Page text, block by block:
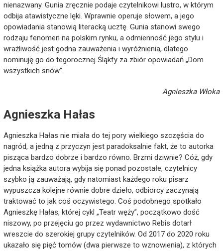
nienazwany. Gunia zręcznie podaje czytelnikowi lustro, w którym
odbija atawistyczne lęki. Wprawnie operuje słowem, a jego
opowiadania stanowią literacką ucztę. Gunia stanowi swego
rodzaju fenomen na polskim rynku, a odmienność jego stylu i
wrażliwość jest godna zauważenia i wyróżnienia, dlatego
nominuję go do tegorocznej Śląkfy za zbiór opowiadań „Dom
wszystkich snów”.
Agnieszka Włoka
Agnieszka Hałas
Agnieszka Hałas nie miała do tej pory wielkiego szczęścia do
nagród, a jedną z przyczyn jest paradoksalnie fakt, że to autorka
pisząca bardzo dobrze i bardzo równo. Brzmi dziwnie? Cóż, gdy
jedna książka autora wybija się ponad pozostałe, czytelnicy
szybko ją zauważają, gdy natomiast każdego roku pisarz
wypuszcza kolejne równie dobre dzieło, odbiorcy zaczynają
traktować to jak coś oczywistego. Coś podobnego spotkało
Agnieszkę Hałas, której cykl „Teatr węży”, początkowo dość
niszowy, po przejęciu go przez wydawnictwo Rebis dotarł
wreszcie do szerokiej grupy czytelników. Od 2017 do 2020 roku
ukazało się pięć tomów (dwa pierwsze to wznowienia), z których